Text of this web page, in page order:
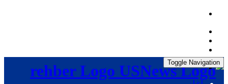
rehber Logo Toggle Navigation